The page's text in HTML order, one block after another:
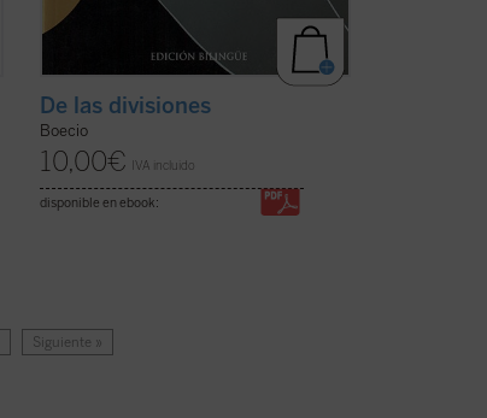
De las divisiones
Boecio
10,00€ IVA incluido
disponible en ebook:
Siguiente »